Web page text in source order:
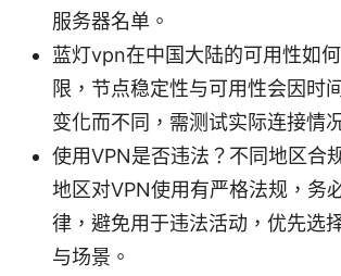
服务器名单。
蓝灯vpn在中国大陆的可用性如
限，节点稳定性与可用性会因时
变化而不同，需测试实际连接情
使用VPN是否违法？不同地区合
地区对VPN使用有严格法规，务
律，避免用于违法活动，优先选
与场景。